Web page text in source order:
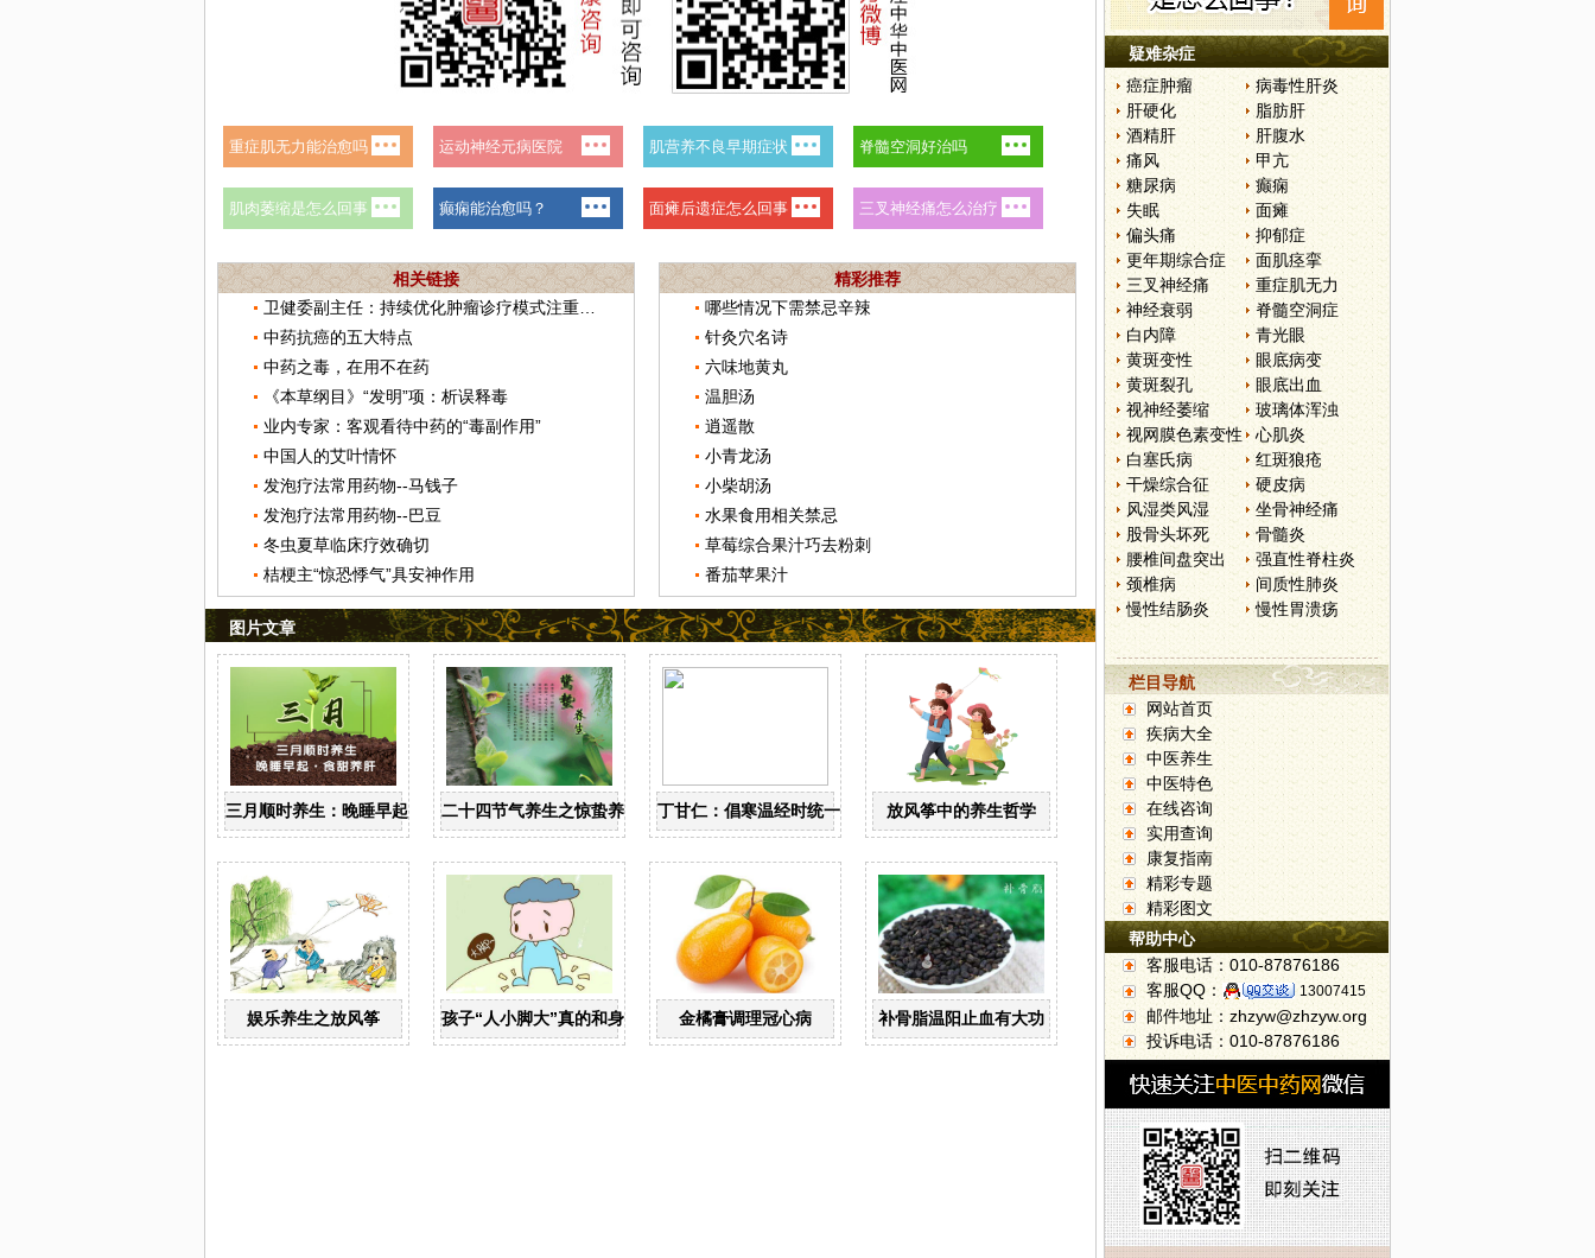
相关链接
中药抗癌的五大特点
中药之毒，在用不在药
《本草纲目》“发明”项：析误释毒
业内专家：客观看待中药的“毒副作用”
中国人的艾叶情怀
发泡疗法常用药物--马钱子
发泡疗法常用药物--巴豆
冬虫夏草临床疗效确切
桔梗主“惊恐悸气”具安神作用
精彩推荐
哪些情况下需禁忌辛辣
针灸穴名诗
六味地黄丸
温胆汤
逍遥散
小青龙汤
小柴胡汤
水果食用相关禁忌
草莓综合果汁巧去粉刺
番茄苹果汁
图片文章
三月顺时养生：晚睡早起 食甜养肝二十四节气养生之惊蛰养生 丁甘仁：倡寒温经时统一 创近代中医教育放风筝中的养生哲学
娱乐养生之放风筝 孩子“人小脚大”真的和身高有关？金橘膏调理冠心病 补骨脂温阳止血有大功
疑难杂症
癌症肿瘤
病毒性肝炎
肝硬化
脂肪肝
酒精肝
肝腹水
痛风
甲亢
糖尿病
癫痫
失眠
面瘫
偏头痛
抑郁症
更年期综合症
面肌痉挛
三叉神经痛
重症肌无力
神经衰弱
脊髓空洞症
白内障
青光眼
黄斑变性
眼底病变
黄斑裂孔
眼底出血
视神经萎缩
玻璃体浑浊
视网膜色素变性
心肌炎
白塞氏病
红斑狼疮
干燥综合征
硬皮病
风湿类风湿
坐骨神经痛
股骨头坏死
骨髓炎
腰椎间盘突出
强直性脊柱炎
颈椎病
间质性肺炎
慢性结肠炎
慢性胃溃疡
栏目导航
网站首页
疾病大全
中医养生
中医特色
在线咨询
实用查询
康复指南
精彩专题
精彩图文
帮助中心
客服电话：010-87876186
客服QQ：
13007415
邮件地址：zhzyw@zhzyw.org
投诉电话：010-87876186